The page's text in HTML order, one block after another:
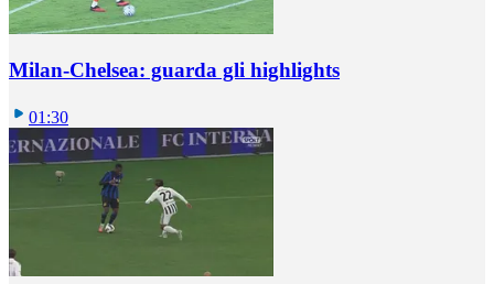
Milan-Chelsea: guarda gli highlights
01:30